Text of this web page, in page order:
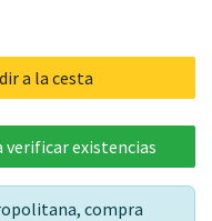
a la cesta
existencias
compra